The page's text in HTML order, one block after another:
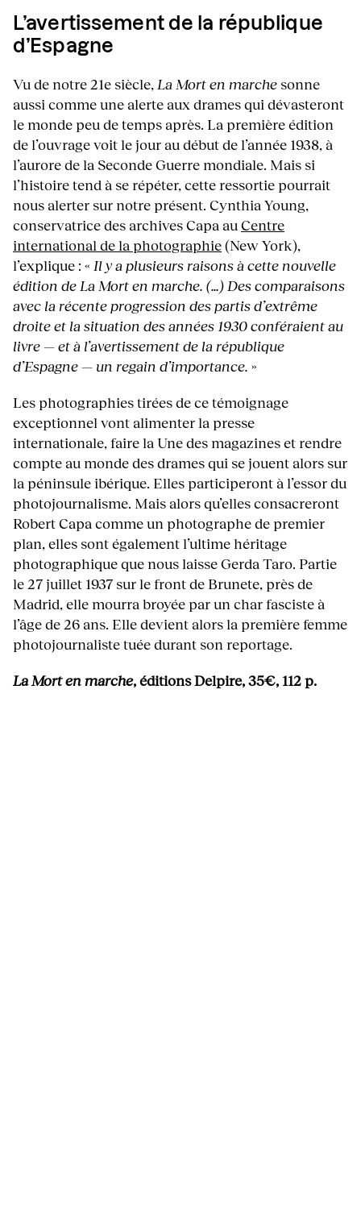
L’avertissement de la république
d’Espagne
Vu de notre 21e siècle, La Mort en marche sonne
aussi comme une alerte aux drames qui dévasteront
le monde peu de temps après. La première édition
de l’ouvrage voit le jour au début de l’année 1938, à
l’aurore de la Seconde Guerre mondiale. Mais si
l’histoire tend à se répéter, cette ressortie pourrait
nous alerter sur notre présent. Cynthia Young,
conservatrice des archives Capa auCentre
international de la photographie(New York),
l’explique : « Il y a plusieurs raisons à cette nouvelle
édition de La Mort en marche. (…) Des comparaisons
avec la récente progression des partis d’extrême
droite et la situation des années 1930 conféraient au
livre — et à l’avertissement de la république
d’Espagne — un regain d’importance. »
Les photographies tirées de ce témoignage
exceptionnel vont alimenter la presse
internationale, faire la Une des magazines et rendre
compte au monde des drames qui se jouent alors sur
la péninsule ibérique. Elles participeront à l’essor du
photojournalisme. Mais alors qu’elles consacreront
Robert Capa comme un photographe de premier
plan, elles sont également l’ultime héritage
photographique que nous laisse Gerda Taro. Partie
le 27 juillet 1937 sur le front de Brunete, près de
Madrid, elle mourra broyée par un char fasciste à
l’âge de 26 ans. Elle devient alors la première femme
photojournaliste tuée durant son reportage.
La Mort en marche, éditions Delpire, 35€, 112 p.